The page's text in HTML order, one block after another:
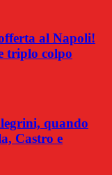
al Napoli!
triplo colpo
quando
Castro e